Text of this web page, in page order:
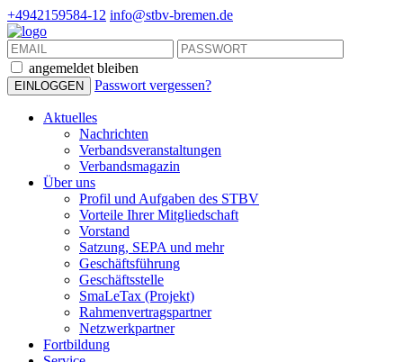
+4942159584-12 info@stbv-bremen.de
angemeldet bleiben
Passwort vergessen?
Aktuelles
Nachrichten
Verbandsveranstaltungen
Verbandsmagazin
Über uns
Profil und Aufgaben des STBV
Vorteile Ihrer Mitgliedschaft
Vorstand
Satzung, SEPA und mehr
Geschäftsführung
Geschäftsstelle
SmaLeTax (Projekt)
Rahmenvertragspartner
Netzwerkpartner
Fortbildung